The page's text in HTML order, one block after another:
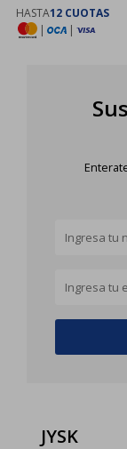
HASTA12 CUOTAS
|
|
JYSK